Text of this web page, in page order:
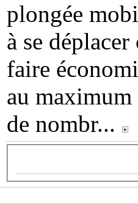
plongée
à se
faire
au
de nombr...